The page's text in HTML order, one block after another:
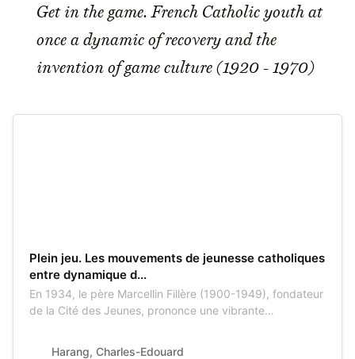
Get in the game. French Catholic youth at
once a dynamic of recovery and the
invention of game culture (1920 - 1970)
Plein jeu. Les mouvements de jeunesse catholiques
entre dynamique d...
En 1934, le père Marcellin Fillère (1900-1949), fondateur
de la Cité des Jeunes, prononce une vibrante
Harang, Charles-Edouard